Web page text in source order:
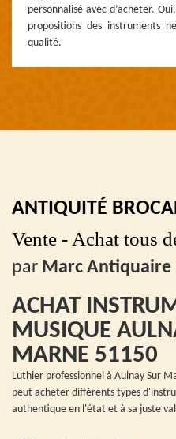
personnalisé avec d’acheter.
propositions des instruments
qualité.
ANTIQUITÉ
Vente - Achat tous
par Marc Antiquaire
ACHAT
MUSIQUE
MARNE 51150
Luthier professionnel à Aulnay Sur
peut acheter différents types
authentique en l'état et à sa juste